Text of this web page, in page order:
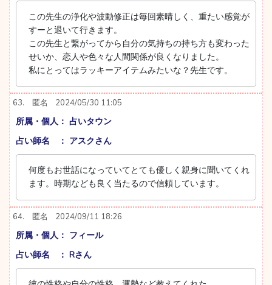
この先生の浄化や波動修正は毎回素晴しく、重たい感覚が
すーと退いて行きます。
この先生と繋がってから自分の気持ちの持ち方も変わった
せいか、恋人や色々な人間関係が良くなりました。
私にとってはラッキーアイテムみたいな？先生です。
63. 匿名 2024/05/30 11:05
所属・個人： 占いタウン
占い師名 ： アスクさん
何度もお世話になっていてとても優しく親身に聞いてくれ
ます。時期なども良く当たるので信頼しています。
64. 匿名 2024/09/11 18:26
所属・個人： フィール
占い師名 ： Rさん